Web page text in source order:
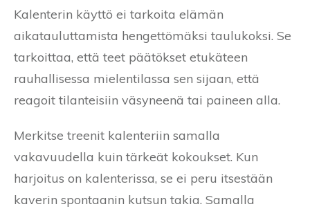
Kalenterin käyttö ei tarkoita elämän
aikatauluttamista hengettömäksi taulukoksi. Se
tarkoittaa, että teet päätökset etukäteen
rauhallisessa mielentilassa sen sijaan, että
reagoit tilanteisiin väsyneenä tai paineen alla.
Merkitse treenit kalenteriin samalla
vakavuudella kuin tärkeät kokoukset. Kun
harjoitus on kalenterissa, se ei peru itsestään
kaverin spontaanin kutsun takia. Samalla